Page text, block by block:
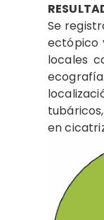
Se
ectópico
locales
en